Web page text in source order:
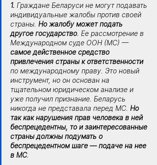
1. Граждане Беларуси не могут подавать
индивидуальные жалобы против своей
страны. Но жалобу может подать
другое государство . Ее рассмотрение в
Международном суде ООН (МС) —
самое действенное средство
привлечения страны к ответственности
по международному праву. Это новый
инструмент, но он основан на
тщательном юридическом анализе и
уже получил признание. Беларусь
никогда не представала перед МС. Но
так как нарушения прав человека в ней
беспрецедентны, то и заинтересованные
страны должны подумать о
беспрецедентном шаге — подаче на нее
в МС.